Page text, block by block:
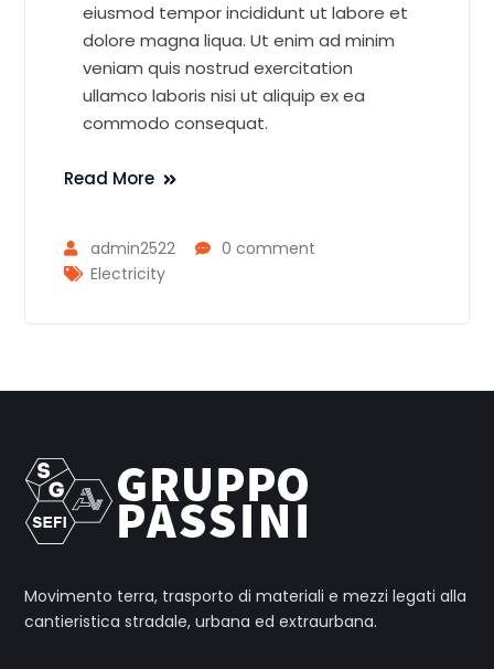
eiusmod tempor incididunt ut labore et
dolore magna liqua. Ut enim ad minim
veniam quis nostrud exercitation
ullamco laboris nisi ut aliquip ex ea
commodo consequat.
Read More
admin2522
0 comment
Electricity
Movimento terra, trasporto di materiali e mezzi legati alla
cantieristica stradale, urbana ed extraurbana.